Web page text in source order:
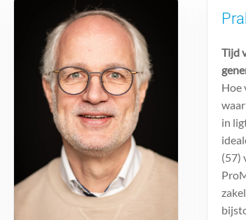
Tijd
Hoe
in
(57)